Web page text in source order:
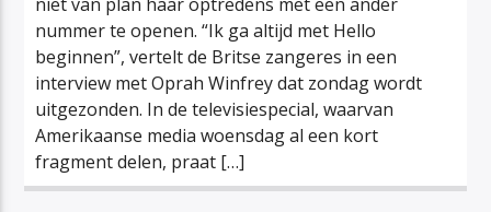
nummer te openen. “Ik ga altijd met Hello
beginnen”, vertelt de Britse zangeres in een
interview met Oprah Winfrey dat zondag wordt
uitgezonden. In de televisiespecial, waarvan
Amerikaanse media woensdag al een kort
fragment delen, praat […]